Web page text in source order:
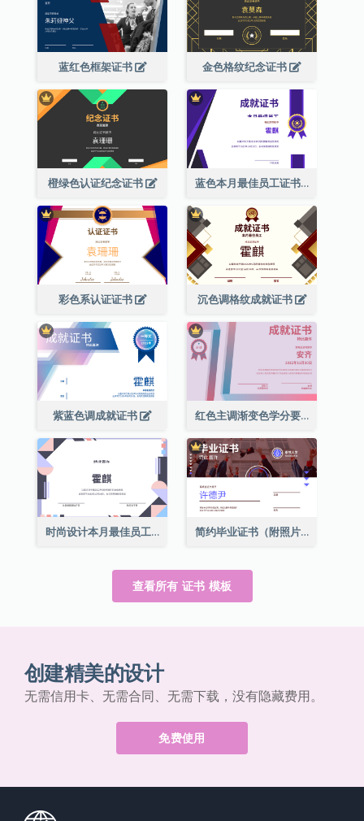
蓝红色框架证书 金色格纹纪念证书
橙绿色认证纪念证书 蓝色本月最佳员工证书(附标志)
彩色系认证证书 沉色调格纹成就证书
紫蓝色调成就证书 红色主调渐变色学分要求成就证书
时尚设计本月最佳员工证书 简约毕业证书（附照片）
查看所有 证书 模板
创建精美的设计
无需信用卡、无需合同、无需下载，没有隐藏费用。
免费使用